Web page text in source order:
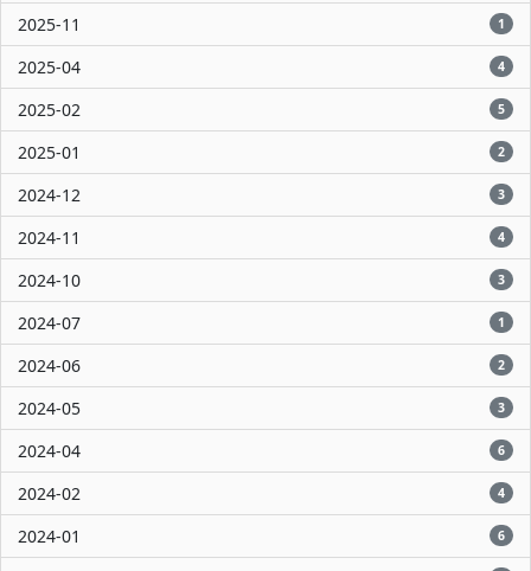
2025-11 1
2025-04 4
2025-02 5
2025-01 2
2024-12 3
2024-11 4
2024-10 3
2024-07 1
2024-06 2
2024-05 3
2024-04 6
2024-02 4
2024-01 6